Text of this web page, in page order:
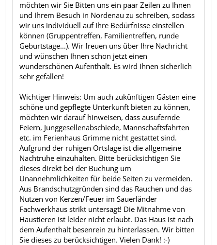
möchten wir Sie Bitten uns ein paar Zeilen zu Ihnen
und Ihrem Besuch in Nordenau zu schreiben, sodass
wir uns individuell auf Ihre Bedürfnisse einstellen
können (Gruppentreffen, Familientreffen, runde
Geburtstage...). Wir freuen uns über Ihre Nachricht
und wünschen Ihnen schon jetzt einen
wunderschönen Aufenthalt. Es wird Ihnen sicherlich
sehr gefallen!
Wichtiger Hinweis: Um auch zukünftigen Gästen eine
schöne und gepflegte Unterkunft bieten zu können,
möchten wir darauf hinweisen, dass ausufernde
Feiern, Junggesellenabschiede, Mannschaftsfahrten
etc. im Ferienhaus Grimme nicht gestattet sind.
Aufgrund der ruhigen Ortslage ist die allgemeine
Nachtruhe einzuhalten. Bitte berücksichtigen Sie
dieses direkt bei der Buchung um
Unannehmlichkeiten für beide Seiten zu vermeiden.
Aus Brandschutzgründen sind das Rauchen und das
Nutzen von Kerzen/Feuer im Sauerländer
Fachwerkhaus strikt untersagt! Die Mitnahme von
Haustieren ist leider nicht erlaubt. Das Haus ist nach
dem Aufenthalt besenrein zu hinterlassen. Wir bitten
Sie dieses zu berücksichtigen. Vielen Dank! :-)